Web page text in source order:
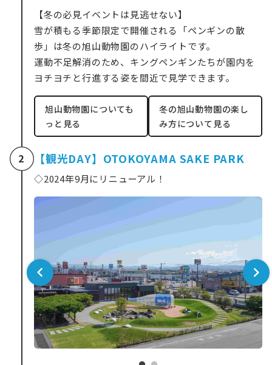
【冬の必見イベントは見逃せない】
雪が積もる季節限定で開催される「ペンギンの散
歩」は冬の旭山動物園のハイライトです。
運動不足解消のため、キングペンギンたちが園内を
ヨチヨチと行進する姿を間近で見学できます。
旭山動物園についても
っと見る
冬の旭山動物園の楽し
み方について見る
2 【観光DAY】OTOKOYAMA SAKE PARK
◇2024年9月にリニューアル！